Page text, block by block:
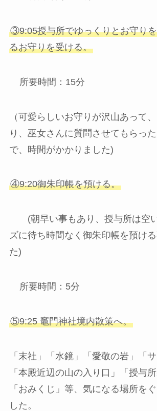
③9:05授与所でゆっくりとお守り
るお守りを受ける。
所要時間：15分
（可愛らしいお守りが沢山あって
り、巫女さんに質問させてもらっ
で、時間がかかりました)
④9:20御朱印帳を預ける。
(朝早い事もあり、授与所は空
ズに待ち時間なく御朱印帳を預け
た)
所要時間：5分
⑤9:25 竈門神社境内散策へ。
「末社」「水鏡」「愛敬の岩」「サ
「本殿近辺の山の入り口」「授与所
「おみくじ」等、気になる場所を
した。